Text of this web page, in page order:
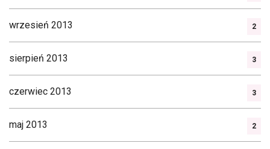
wrzesień 2013 2
sierpień 2013 3
czerwiec 2013 3
maj 2013 2